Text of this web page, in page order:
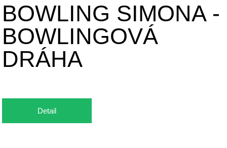
BOWLING SIMONA -
BOWLINGOVÁ
DRÁHA
Detail